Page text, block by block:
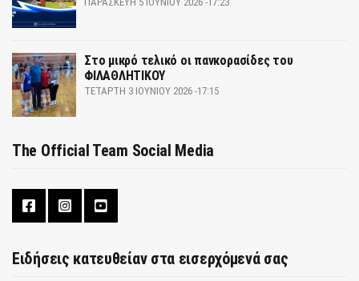
Στο μικρό τελικό οι πανκορασίδες του
ΦΙΛΑΘΛΗΤΙΚΟΥ
ΤΕΤΆΡΤΗ 3 ΙΟΥΝΊΟΥ 2026 -17:15
The Official Team Social Media
Ειδήσεις κατευθείαν στα εισερχόμενά σας